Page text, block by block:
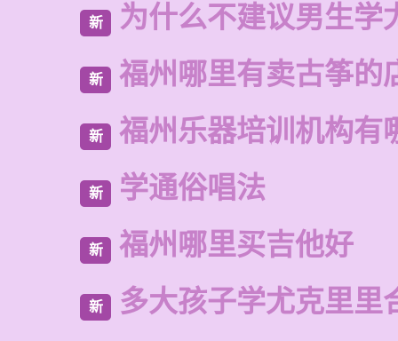
新 为什么不建议男生学
新 福州哪里有卖古筝的
新 福州乐器培训机构有
新 学通俗唱法
新 福州哪里买吉他好
新 多大孩子学尤克里里